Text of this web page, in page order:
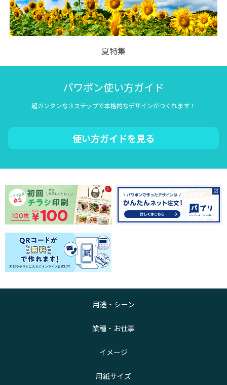
夏特集
パワポン使い方ガイド
超カンタンな３ステップで本格的なデザインがつくれます！
使い方ガイドを見る
用途・シーン
業種・お仕事
イメージ
用紙サイズ